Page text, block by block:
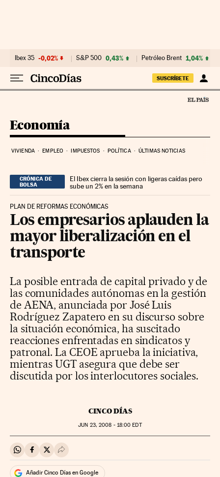
Ibex 35 -0,02% S&P 500 0,43% Petróleo Brent 1,04%
SUSCRÍBETE
Economía
VIVIENDA EMPLEO IMPUESTOS POLÍTICA ÚLTIMAS NOTICIAS
CRÓNICA DE
BOLSA
El Ibex cierra la sesión con ligeras caídas pero
sube un 2% en la semana
PLAN DE REFORMAS ECONÓMICAS
Los empresarios aplauden la
mayor liberalización en el
transporte
La posible entrada de capital privado y de
las comunidades autónomas en la gestión
de AENA, anunciada por José Luis
Rodríguez Zapatero en su discurso sobre
la situación económica, ha suscitado
reacciones enfrentadas en sindicatos y
patronal. La CEOE aprueba la iniciativa,
mientras UGT asegura que debe ser
discutida por los interlocutores sociales.
CINCO DÍAS
JUN 23, 2008 - 18:00 EDT
Compartir en Whatsapp
Compartir en Facebook
Compartir en Twitter
Desplegar Redes Sociales
Añadir Cinco Días en Google